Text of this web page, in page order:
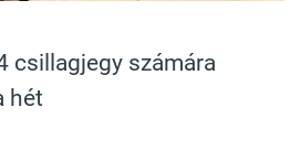
csillagjegy számára
hét